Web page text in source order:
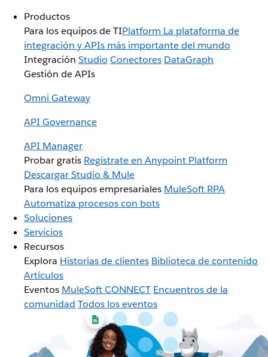
Productos
Para los equipos de TIPlatform La plataforma de
integración y APIs más importante del mundo
Integración Studio Conectores DataGraph
Gestión de APIs
Omni Gateway
API Governance
API Manager
Probar gratis Regístrate en Anypoint Platform
Descargar Studio & Mule
Para los equipos empresariales MuleSoft RPA
Automatiza procesos con bots
Soluciones
Servicios
Recursos
Explora Historias de clientes Biblioteca de contenido
Artículos
Eventos MuleSoft CONNECT Encuentros de la
comunidad Todos los eventos